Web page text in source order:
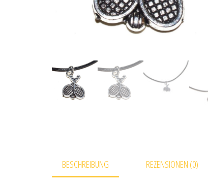
BESCHREIBUNG REZENSIONEN (0)